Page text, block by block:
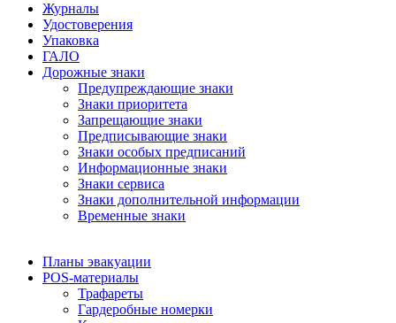
Журналы
Удостоверения
Упаковка
ГАЛО
Дорожные знаки
Предупреждающие знаки
Знаки приоритета
Запрещающие знаки
Предписывающие знаки
Знаки особых предписаний
Информационные знаки
Знаки сервиса
Знаки дополнительной информации
Временные знаки
Планы эвакуации
POS-материалы
Трафареты
Гардеробные номерки